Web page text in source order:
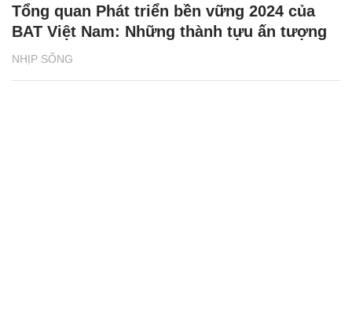
NHỊP SỐNG
Tổng quan Phát triển bền vững 2024 của
BAT Việt Nam: Những thành tựu ấn tượng